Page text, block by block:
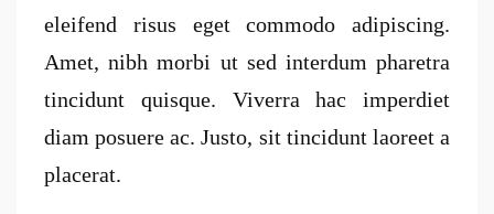
eleifend risus eget commodo adipiscing.
Amet, nibh morbi ut sed interdum pharetra
tincidunt quisque. Viverra hac imperdiet
diam posuere ac. Justo, sit tincidunt laoreet a
placerat.